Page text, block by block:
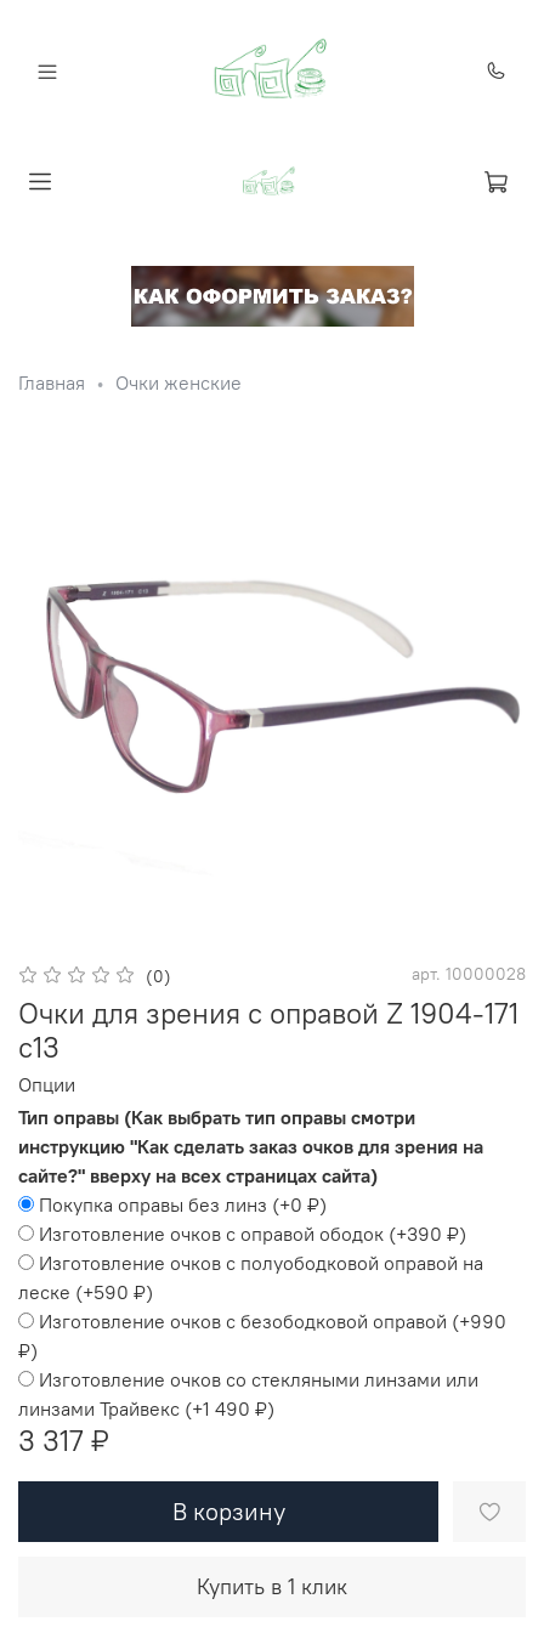
Главная Очки женские
(0) арт. 10000028
Очки для зрения с оправой Z 1904-171
с13
Опции
Тип оправы (Как выбрать тип оправы смотри
инструкцию "Как сделать заказ очков для зрения на
сайте?" вверху на всех страницах сайта)
Покупка оправы без линз (+0 ₽)
Изготовление очков с оправой ободок (+390 ₽)
Изготовление очков с полуободковой оправой на
леске (+590 ₽)
Изготовление очков с безободковой оправой (+990
₽)
Изготовление очков со стекляными линзами или
линзами Трайвекс (+1 490 ₽)
3 317 ₽
В корзину
Купить в 1 клик